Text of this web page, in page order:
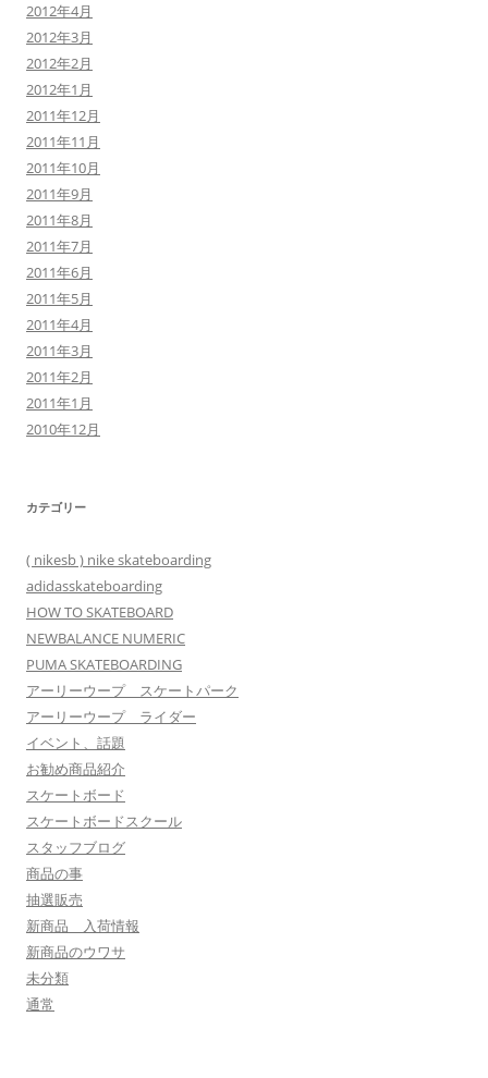
2012年4月
2012年3月
2012年2月
2012年1月
2011年12月
2011年11月
2011年10月
2011年9月
2011年8月
2011年7月
2011年6月
2011年5月
2011年4月
2011年3月
2011年2月
2011年1月
2010年12月
カテゴリー
( nikesb ) nike skateboarding
adidasskateboarding
HOW TO SKATEBOARD
NEWBALANCE NUMERIC
PUMA SKATEBOARDING
アーリーウープ スケートパーク
アーリーウープ ライダー
イベント、話題
お勧め商品紹介
スケートボード
スケートボードスクール
スタッフブログ
商品の事
抽選販売
新商品 入荷情報
新商品のウワサ
未分類
通常